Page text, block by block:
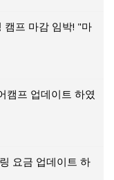
프 마감 임박! "마
캠프 업데이트 하였
요금 업데이트 하